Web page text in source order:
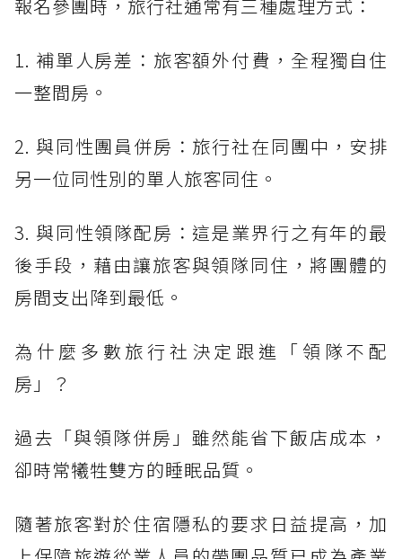
報名參團時，旅行社通常有三種處理方式：
1. 補單人房差：旅客額外付費，全程獨自住
一整間房。
2. 與同性團員併房：旅行社在同團中，安排
另一位同性別的單人旅客同住。
3. 與同性領隊配房：這是業界行之有年的最
後手段，藉由讓旅客與領隊同住，將團體的
房間支出降到最低。
為什麼多數旅行社決定跟進「領隊不配
房」？
過去「與領隊併房」雖然能省下飯店成本，
卻時常犧牲雙方的睡眠品質。
隨著旅客對於住宿隱私的要求日益提高，加